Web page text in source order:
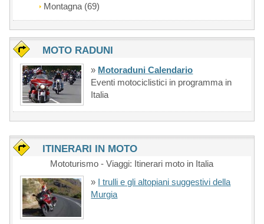
Montagna (69)
MOTO RADUNI
» Motoraduni Calendario
Eventi motociclistici in programma in
Italia
ITINERARI IN MOTO
Mototurismo - Viaggi: Itinerari moto in Italia
» I trulli e gli altopiani suggestivi della
Murgia